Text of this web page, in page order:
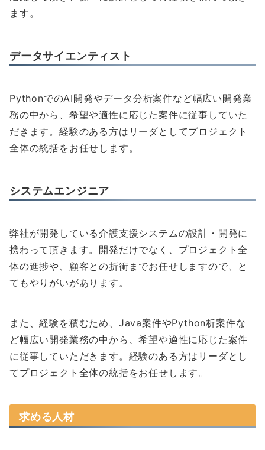
ます。
データサイエンティスト
PythonでのAI開発やデータ分析案件など幅広い開発業
務の中から、希望や適性に応じた案件に従事していた
だきます。経験のある方はリーダとしてプロジェクト
全体の統括をお任せします。
システムエンジニア
弊社が開発している介護支援システムの設計・開発に
携わって頂きます。開発だけでなく、プロジェクト全
体の進捗や、顧客との折衝までお任せしますので、と
てもやりがいがあります。
また、経験を積むため、Java案件やPython析案件な
ど幅広い開発業務の中から、希望や適性に応じた案件
に従事していただきます。経験のある方はリーダとし
てプロジェクト全体の統括をお任せします。
求める人材